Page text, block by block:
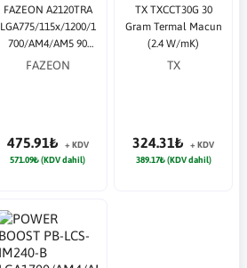
FAZEON A2120TRA
LGA775/115x/1200/1
700/AM4/AM5 90
mm İşlemci
FAZEON
475.91₺
+ KDV
571.09₺ (KDV dahil)
TX TXCCT30G 30
Gram Termal Macun
(2.4 W/mK)
TX
324.31₺
+ KDV
389.17₺ (KDV dahil)